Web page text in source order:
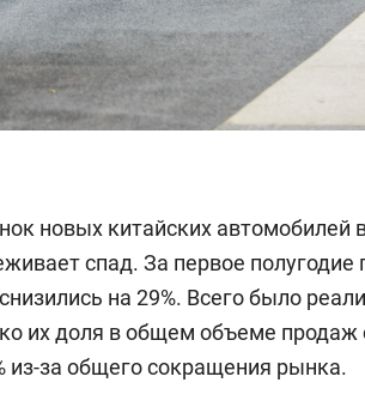
новых китайских автомобилей
спад. За первое
на 29%. Всего было
их доля в общем объеме продаж
из-за общего сокращения рынка.